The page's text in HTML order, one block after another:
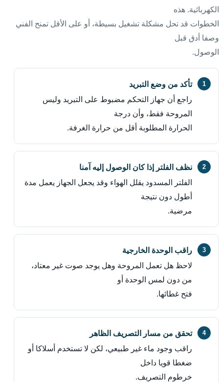
الكهربائية. هذه
الخطوات قد تحل مشكلة تشغيل بسيطة، أو على الأقل تمنح الفني
وصفا أدق قبل
الوصول.
تأكد من وضع التبريد
راجع أن جهاز التحكم مضبوط على التبريد وليس
المروحة فقط، وأن درجة
الحرارة المطلوبة أقل من حرارة الغرفة.
نظف الفلتر إذا كان الوصول إليه آمنا
الفلتر المسدود يقلل الهواء وقد يجعل الجهاز يعمل مدة
أطول دون نتيجة
مرضية.
راقب الوحدة الخارجية
لاحظ هل تعمل المروحة وهل يوجد صوت غير معتاد،
من دون لمس الوحدة أو
فتح غطائها.
تحقق من مسار التصريف الظاهر
راقب وجود ماء غير طبيعي، لكن لا تستخدم أسلاكا أو
ضغطا قويا داخل
خرطوم التصريف.